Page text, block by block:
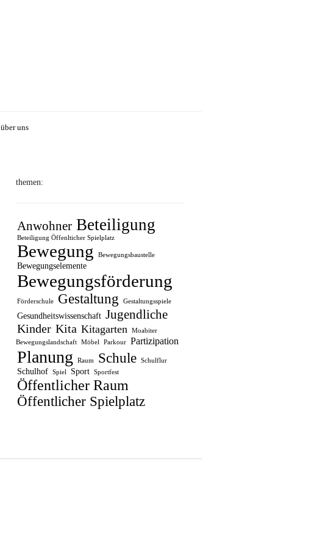
über uns
themen:
Anwohner Beteiligung
Beteiligung Öffenlticher Spielplatz
Bewegung Bewegungsbaustelle
Bewegungselemente
Bewegungsförderung
Förderschule Gestaltung Gestaltungsspiele
Gesundheitswissenschaft Jugendliche
Kinder Kita Kitagarten
Moabiter
Bewegungslandschaft
Möbel Parkour Partizipation
Planung Raum Schule Schulflur
Schulhof Spiel Sport Sportfest
Öffentlicher Raum
Öffentlicher Spielplatz